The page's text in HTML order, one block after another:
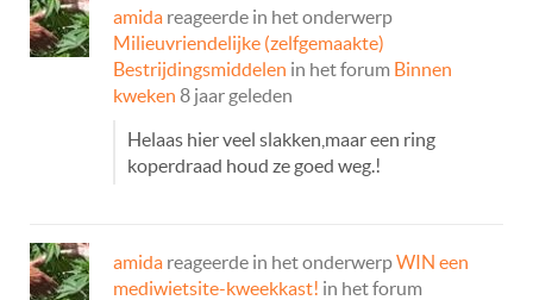
amida reageerde in het onderwerp
Milieuvriendelijke (zelfgemaakte)
Bestrijdingsmiddelen in het forum Binnen
kweken 8 jaar geleden
Helaas hier veel slakken,maar een ring
koperdraad houd ze goed weg.!
amida reageerde in het onderwerpWIN een
mediwietsite-kweekkast! in het forum